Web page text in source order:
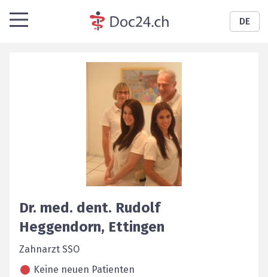
DE
Dr. med. dent. Rudolf
Heggendorn, Ettingen
Zahnarzt SSO
Keine neuen Patienten